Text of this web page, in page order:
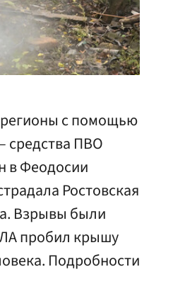
регионы с помощью
средства ПВО
в Феодосии
Ростовская
Взрывы были
пробил крышу
Подробности